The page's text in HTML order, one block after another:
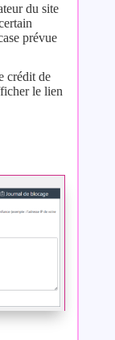
du site
prévue
crédit de
le lien